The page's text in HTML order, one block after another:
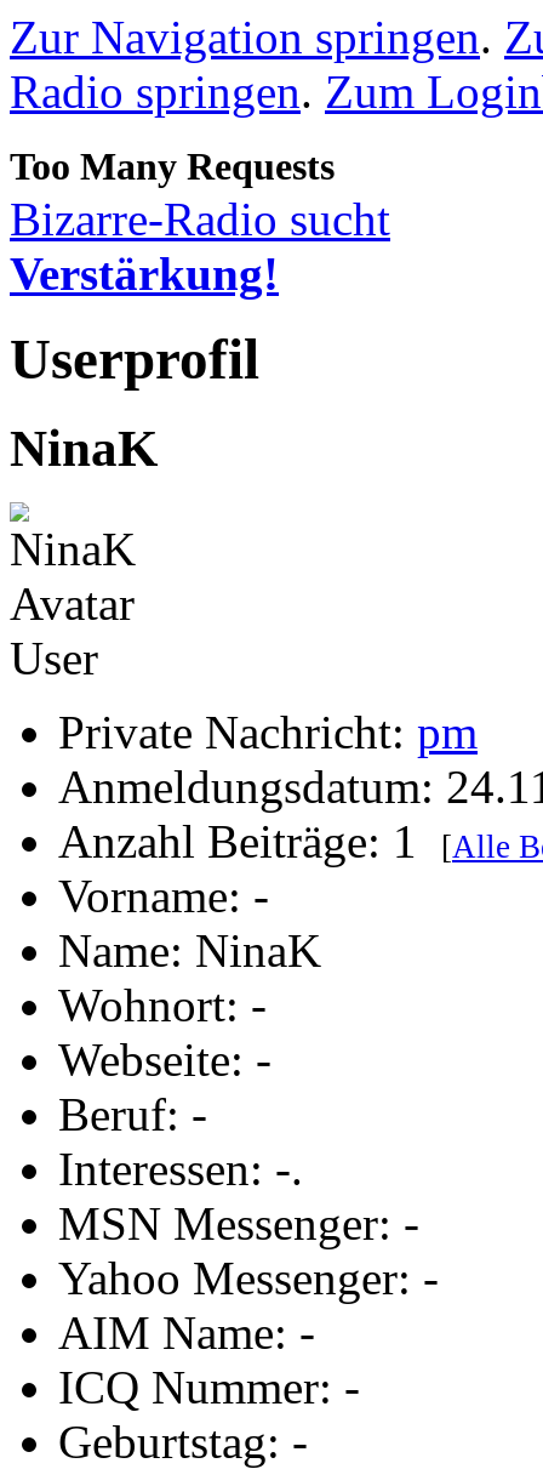
Zur Navigation springen.
Radio springen. Zum
Bizarre-Radio sucht
Verstärkung!
Userprofil
NinaK
User
Private Nachricht: pm
Anmeldungsdatum:
Anzahl Beiträge: 1
[Alle
Vorname: -
Name: NinaK
Wohnort: -
Webseite: -
Beruf: -
Interessen: -.
MSN Messenger: -
Yahoo Messenger: -
AIM Name: -
ICQ Nummer: -
Geburtstag: -